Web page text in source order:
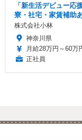
「新生活デビュー応
寮・社宅・家賃補助
株式会社小林
神奈川県
月給28万円～60万
正社員